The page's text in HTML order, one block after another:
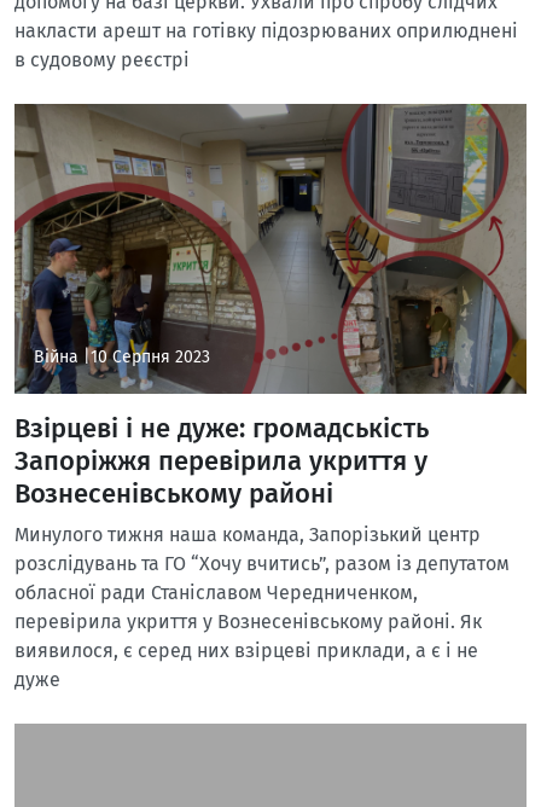
накласти арешт на готівку підозрюваних оприлюднені
в судовому реєстрі
Війна |10 Серпня 2023
Взірцеві і не дуже: громадськість
Запоріжжя перевірила укриття у
Вознесенівському районі
Минулого тижня наша команда, Запорізький центр
розслідувань та ГО “Хочу вчитись”, разом із депутатом
обласної ради Станіславом Чередниченком,
перевірила укриття у Вознесенівському районі. Як
виявилося, є серед них взірцеві приклади, а є і не
дуже